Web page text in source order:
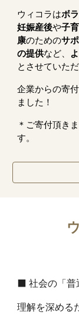
ウィコラはボ
妊娠産後や子
康のためのサ
の提供など、
とさせていただ
企業からの寄
ました！
＊ご寄付頂き
す。
⬛ 社会の「
理解を深める